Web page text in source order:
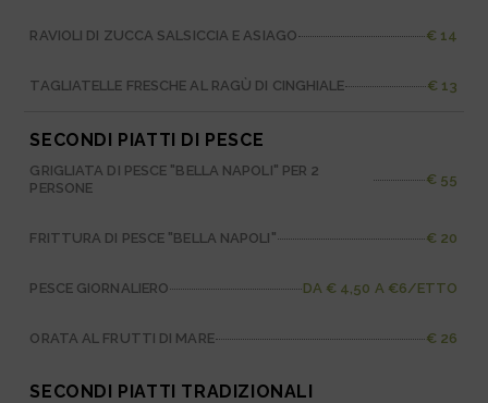
RAVIOLI DI ZUCCA SALSICCIA E ASIAGO € 14
TAGLIATELLE FRESCHE AL RAGÙ DI CINGHIALE € 13
SECONDI PIATTI DI PESCE
GRIGLIATA DI PESCE "BELLA NAPOLI" PER 2
PERSONE
€ 55
FRITTURA DI PESCE "BELLA NAPOLI" € 20
PESCE GIORNALIERO DA € 4,50 A €6/ETTO
ORATA AL FRUTTI DI MARE € 26
SECONDI PIATTI TRADIZIONALI